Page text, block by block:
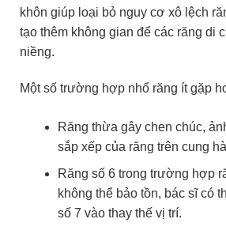
khôn giúp loại bỏ nguy cơ xô lệch
tạo thêm không gian để các răng di
niềng.
Một số trường hợp nhổ răng ít gặp
Răng thừa gây chen chúc,
sắp xếp của răng trên cung
Răng số 6 trong trường hợp
không thể bảo tồn, bác sĩ có
số 7 vào thay thế vị trí.